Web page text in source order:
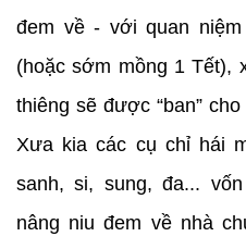
đem về - với quan
(hoặc sớm mồng 1 Tết),
thiêng sẽ được “ban”
Xưa kia các cụ chỉ hái
sanh, si, sung, đa...
nâng niu đem về nhà